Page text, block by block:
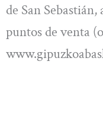
de San
puntos de venta